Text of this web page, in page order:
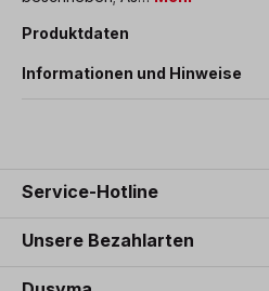
Produktdaten
Informationen und Hinweise
Service-Hotline
Unsere Bezahlarten